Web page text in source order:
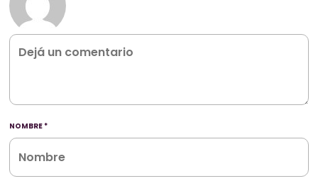
NOMBRE *